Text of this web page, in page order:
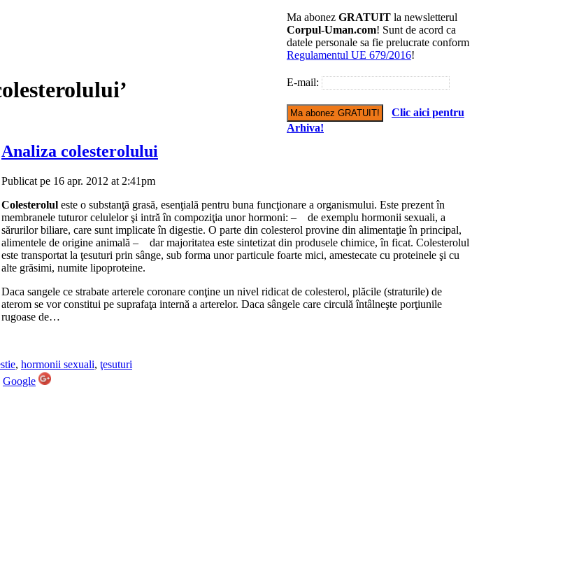
Ma abonez GRATUIT la newsletterul
Corpul-Uman.com! Sunt de acord ca
datele personale sa fie prelucrate conform
Regulamentul UE 679/2016!
E-mail:
Clic aici pentru
Arhiva!
Analiza colesterolului
Publicat pe 16 apr. 2012 at 2:41pm
Colesterolul este o substanţă grasă, esenţială pentru buna funcţionare a organismului. Este prezent în
membranele tuturor celulelor şi intră în compoziţia unor hormoni: – de exemplu hormonii sexuali, a
sărurilor biliare, care sunt implicate în digestie. O parte din colesterol provine din alimentaţie în principal,
alimentele de origine animală – dar majoritatea este sintetizat din produsele chimice, în ficat. Colesterolul
este transportat la ţesuturi prin sânge, sub forma unor particule foarte mici, amestecate cu proteinele şi cu
alte grăsimi, numite lipoproteine.
Daca sangele ce strabate arterele coronare conţine un nivel ridicat de colesterol, plăcile (straturile) de
aterom se vor constitui pe suprafaţa internă a arterelor. Daca sângele care circulă întâlneşte porţiunile
rugoase de…
, hormonii sexuali, ţesuturi
Google